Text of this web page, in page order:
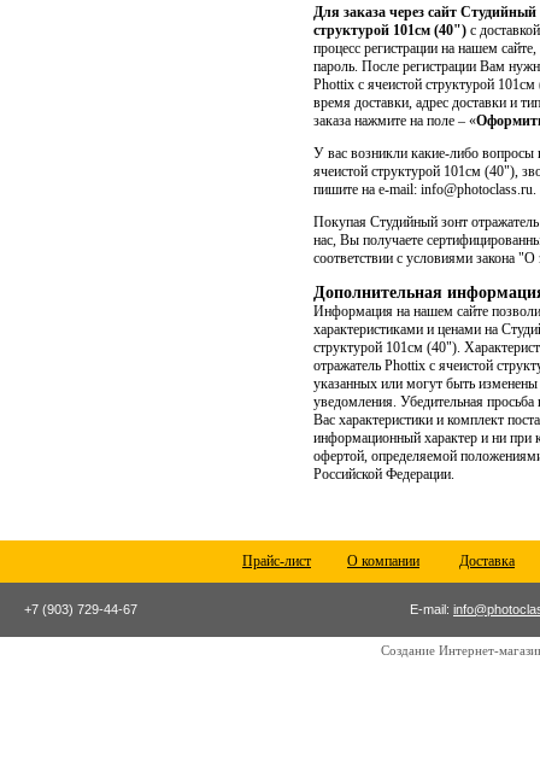
Для заказа через сайт
структурой 101cм (40") с
процесс регистрации на нашем
пароль. После регистрации Вам
Phottix с ячеистой структурой
время доставки, адрес доставки и
заказа нажмите на поле – «
У вас возникли какие-либо вопросы
ячеистой структурой 101cм (40"),
пишите на e-mail: info@photoclass.ru.
Покупая Студийный зонт
нас, Вы получаете
соответствии с условиями закона
Дополнительная
Информация на нашем сайте
характеристиками и ценами на
структурой 101cм (40").
отражатель Phottix с ячеистой
указанных или могут быть изменены
уведомления. Убедительная
Вас характеристики и комплект
информационный характер и ни при
офертой, определяемой
Российской Федерации.
Прайс-лист О компании Доставка
+7 (903) 729-44-67 E-mail:
Создание Интернет-